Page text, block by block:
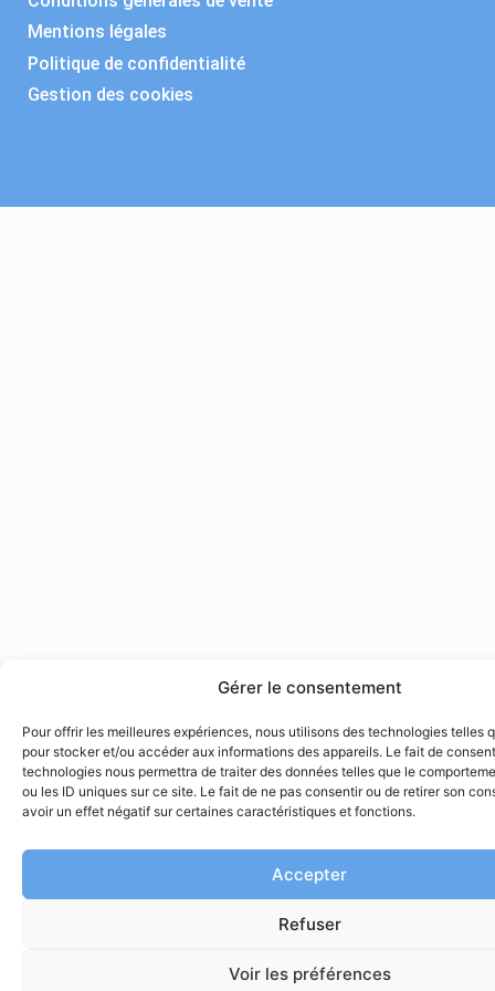
Gérer le consentement
Pour offrir les meilleures expériences, nous utilisons des technologies telles
pour stocker et/ou accéder aux informations des appareils. Le fait de
technologies nous permettra de traiter des données telles que le
ou les ID uniques sur ce site. Le fait de ne pas consentir ou de retirer son
avoir un effet négatif sur certaines caractéristiques et fonctions.
Accepter
Refuser
Voir les préférences
Mentions légales
Politique de confidentialité
Gestion des cookies